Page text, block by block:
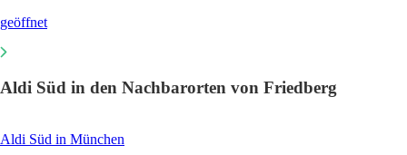
geöffnet
Aldi Süd in den Nachbarorten von Friedberg
Aldi Süd in München